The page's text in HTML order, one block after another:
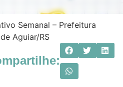
Semanal – Prefeitura
Aguiar/RS